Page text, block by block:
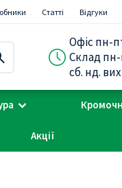
Статті Відгуки
Офіс пн-
Склад пн-
сб. нд.
Акції